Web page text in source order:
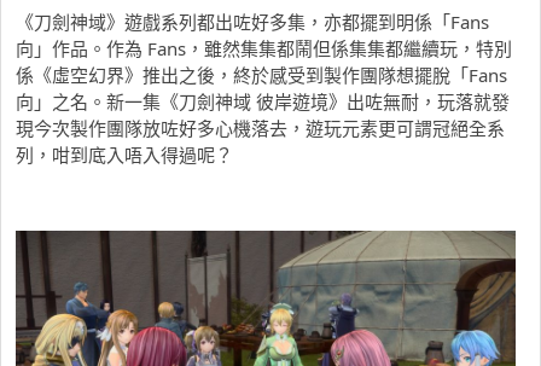
《刀劍神域》遊戲系列都出咗好多集，亦都擺到明係「Fans
向」作品。作為 Fans，雖然集集都鬧但係集集都繼續玩，特別
係《虛空幻界》推出之後，終於感受到製作團隊想擺脫「Fans
向」之名。新一集《刀劍神域 彼岸遊境》出咗無耐，玩落就發
現今次製作團隊放咗好多心機落去，遊玩元素更可謂冠絕全系
列，咁到底入唔入得過呢？